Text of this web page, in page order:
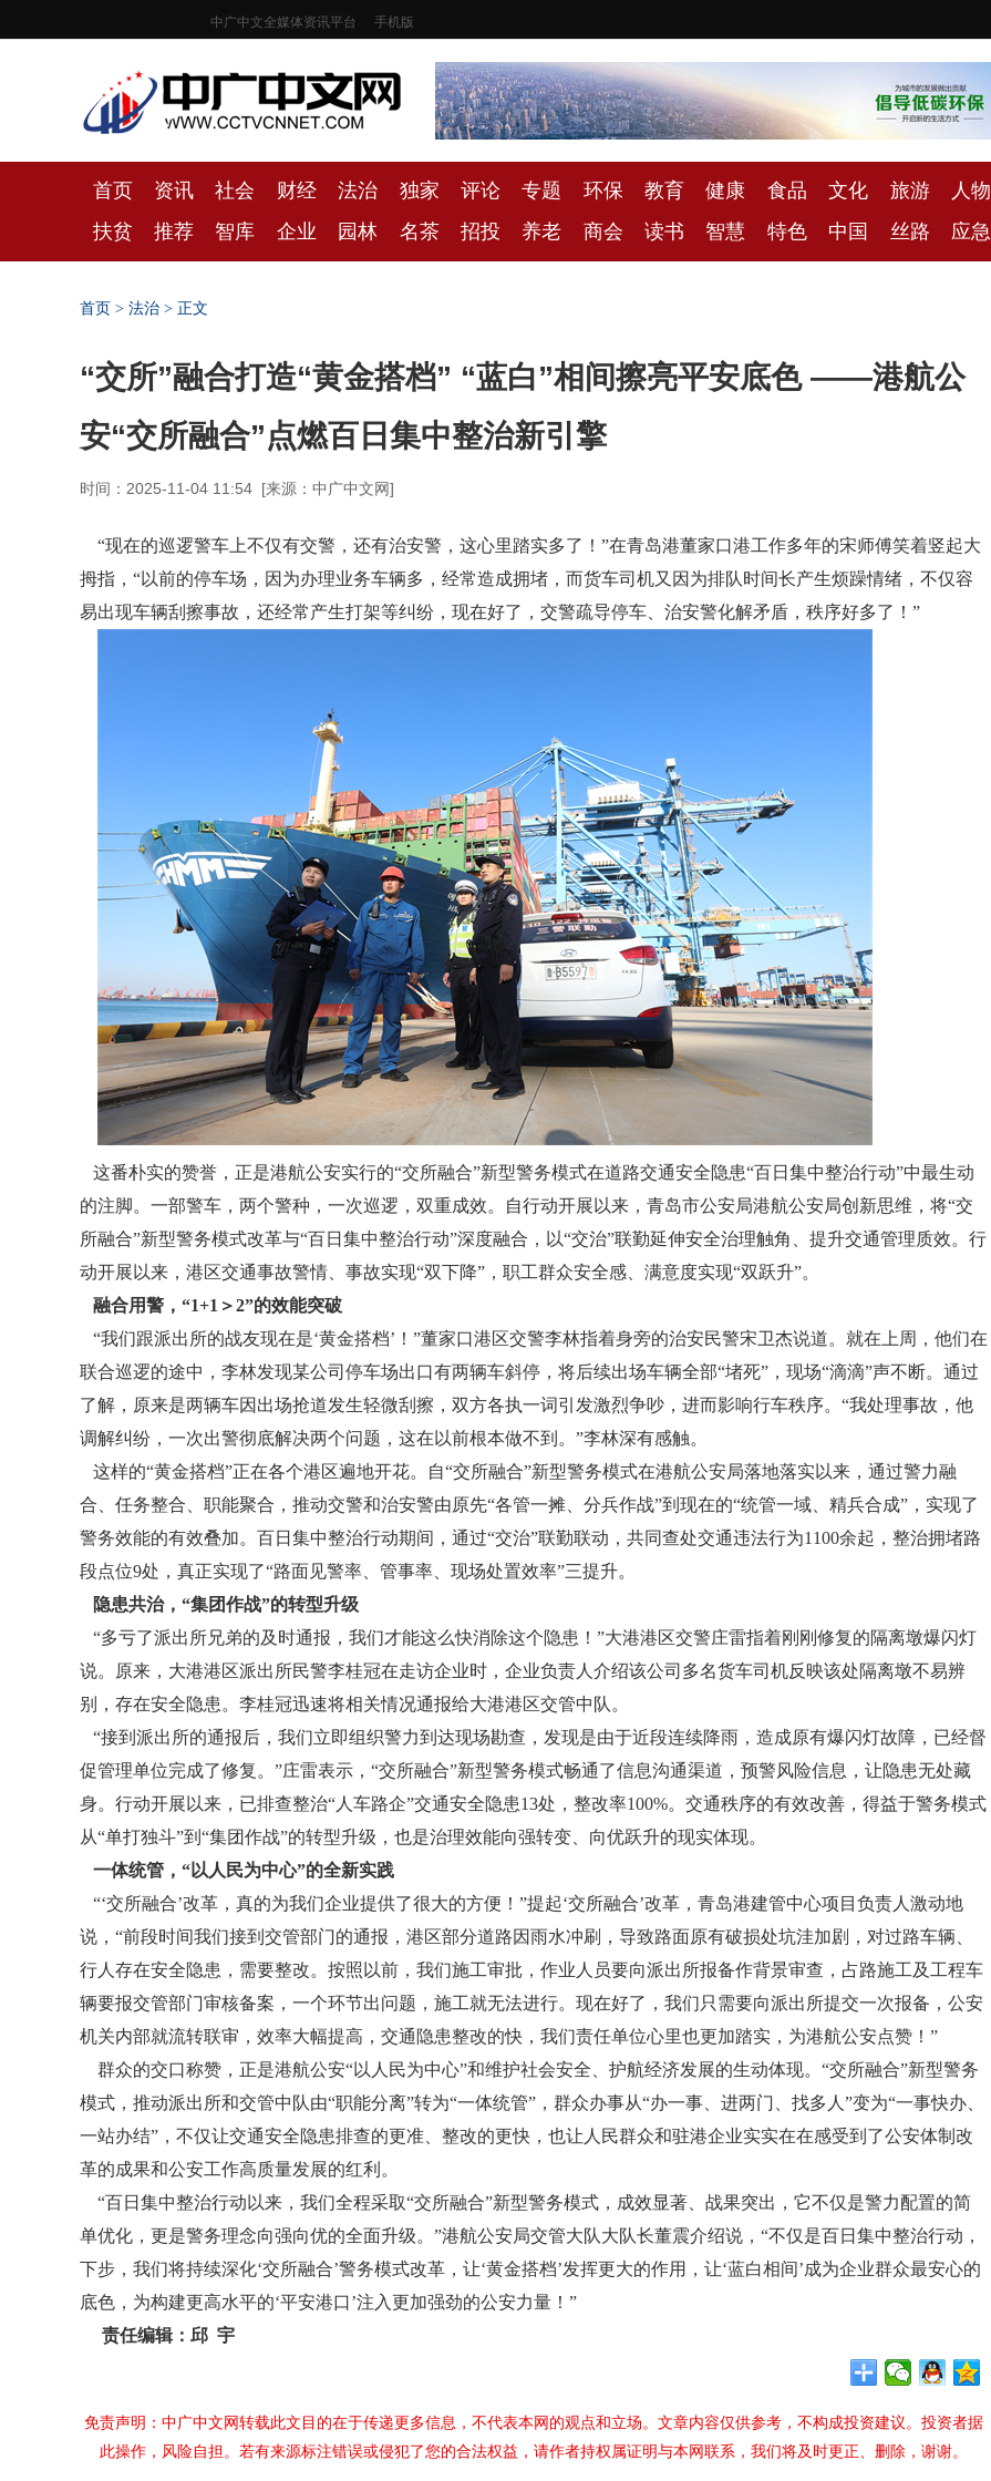
中广中文全媒体资讯平台 手机版
首页 资讯 社会 财经 法治 独家 评论 专题 环保 教育 健康 食品 文化 旅游 人物
扶贫
推荐 智库 企业 园林 名茶 招投 养老 商会 读书 智慧 特色 中国 丝路 应急
首页 > 法治 > 正文
“交所”融合打造“黄金搭档” “蓝白”相间擦亮平安底色 ——港航公
安“交所融合”点燃百日集中整治新引擎
时间：2025-11-04 11:54 [来源：中广中文网]
“现在的巡逻警车上不仅有交警，还有治安警，这心里踏实多了！”在青岛港董家口港工作多年的宋师傅笑着竖起大
拇指，“以前的停车场，因为办理业务车辆多，经常造成拥堵，而货车司机又因为排队时间长产生烦躁情绪，不仅容
易出现车辆刮擦事故，还经常产生打架等纠纷，现在好了，交警疏导停车、治安警化解矛盾，秩序好多了！”
这番朴实的赞誉，正是港航公安实行的“交所融合”新型警务模式在道路交通安全隐患“百日集中整治行动”中最生动
的注脚。一部警车，两个警种，一次巡逻，双重成效。自行动开展以来，青岛市公安局港航公安局创新思维，将“交
所融合”新型警务模式改革与“百日集中整治行动”深度融合，以“交治”联勤延伸安全治理触角、提升交通管理质效。行
动开展以来，港区交通事故警情、事故实现“双下降”，职工群众安全感、满意度实现“双跃升”。
融合用警，“1+1＞2”的效能突破
“我们跟派出所的战友现在是‘黄金搭档’！”董家口港区交警李林指着身旁的治安民警宋卫杰说道。就在上周，他们在
联合巡逻的途中，李林发现某公司停车场出口有两辆车斜停，将后续出场车辆全部“堵死”，现场“滴滴”声不断。通过
了解，原来是两辆车因出场抢道发生轻微刮擦，双方各执一词引发激烈争吵，进而影响行车秩序。“我处理事故，他
调解纠纷，一次出警彻底解决两个问题，这在以前根本做不到。”李林深有感触。
这样的“黄金搭档”正在各个港区遍地开花。自“交所融合”新型警务模式在港航公安局落地落实以来，通过警力融
合、任务整合、职能聚合，推动交警和治安警由原先“各管一摊、分兵作战”到现在的“统管一域、精兵合成”，实现了
警务效能的有效叠加。百日集中整治行动期间，通过“交治”联勤联动，共同查处交通违法行为1100余起，整治拥堵路
段点位9处，真正实现了“路面见警率、管事率、现场处置效率”三提升。
隐患共治，“集团作战”的转型升级
“多亏了派出所兄弟的及时通报，我们才能这么快消除这个隐患！”大港港区交警庄雷指着刚刚修复的隔离墩爆闪灯
说。原来，大港港区派出所民警李桂冠在走访企业时，企业负责人介绍该公司多名货车司机反映该处隔离墩不易辨
别，存在安全隐患。李桂冠迅速将相关情况通报给大港港区交管中队。
“接到派出所的通报后，我们立即组织警力到达现场勘查，发现是由于近段连续降雨，造成原有爆闪灯故障，已经督
促管理单位完成了修复。”庄雷表示，“交所融合”新型警务模式畅通了信息沟通渠道，预警风险信息，让隐患无处藏
身。行动开展以来，已排查整治“人车路企”交通安全隐患13处，整改率100%。交通秩序的有效改善，得益于警务模式
从“单打独斗”到“集团作战”的转型升级，也是治理效能向强转变、向优跃升的现实体现。
一体统管，“以人民为中心”的全新实践
“‘交所融合’改革，真的为我们企业提供了很大的方便！”提起‘交所融合’改革，青岛港建管中心项目负责人激动地
说，“前段时间我们接到交管部门的通报，港区部分道路因雨水冲刷，导致路面原有破损处坑洼加剧，对过路车辆、
行人存在安全隐患，需要整改。按照以前，我们施工审批，作业人员要向派出所报备作背景审查，占路施工及工程车
辆要报交管部门审核备案，一个环节出问题，施工就无法进行。现在好了，我们只需要向派出所提交一次报备，公安
机关内部就流转联审，效率大幅提高，交通隐患整改的快，我们责任单位心里也更加踏实，为港航公安点赞！”
群众的交口称赞，正是港航公安“以人民为中心”和维护社会安全、护航经济发展的生动体现。“交所融合”新型警务
模式，推动派出所和交管中队由“职能分离”转为“一体统管”，群众办事从“办一事、进两门、找多人”变为“一事快办、
一站办结”，不仅让交通安全隐患排查的更准、整改的更快，也让人民群众和驻港企业实实在在感受到了公安体制改
革的成果和公安工作高质量发展的红利。
“百日集中整治行动以来，我们全程采取“交所融合”新型警务模式，成效显著、战果突出，它不仅是警力配置的简
单优化，更是警务理念向强向优的全面升级。”港航公安局交管大队大队长董震介绍说，“不仅是百日集中整治行动，
下步，我们将持续深化‘交所融合’警务模式改革，让‘黄金搭档’发挥更大的作用，让‘蓝白相间’成为企业群众最安心的
底色，为构建更高水平的‘平安港口’注入更加强劲的公安力量！”
责任编辑：邱 宇
免责声明：中广中文网转载此文目的在于传递更多信息，不代表本网的观点和立场。文章内容仅供参考，不构成投资建议。投资者据
此操作，风险自担。若有来源标注错误或侵犯了您的合法权益，请作者持权属证明与本网联系，我们将及时更正、删除，谢谢。